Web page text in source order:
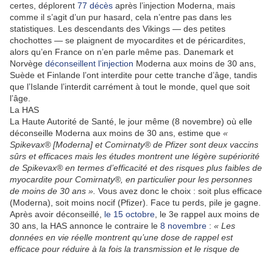
certes, déplorent 77 décès après l’injection Moderna, mais
comme il s’agit d’un pur hasard, cela n’entre pas dans les
statistiques. Les descendants des Vikings — des petites
chochottes — se plaignent de myocardites et de péricardites,
alors qu’en France on n’en parle même pas. Danemark et
Norvège déconseillent l’injection Moderna aux moins de 30 ans,
Suède et Finlande l’ont interdite pour cette tranche d’âge, tandis
que l’Islande l’interdit carrément à tout le monde, quel que soit
l’âge.
La HAS
La Haute Autorité de Santé , le jour même (8 novembre) où elle
déconseille Moderna aux moins de 30 ans, estime que «
Spikevax® [Moderna] et Comirnaty® de Pfizer sont deux vaccins
sûrs et efficaces mais les études montrent une légère supériorité
de Spikevax® en termes d’efficacité et des risques plus faibles de
myocardite pour Comirnaty®, en particulier pour les personnes
de moins de 30 ans ». Vous avez donc le choix : soit plus efficace
(Moderna), soit moins nocif (Pfizer). Face tu perds, pile je gagne.
Après avoir déconseillé, le 15 octobre , le 3e rappel aux moins de
30 ans, la HAS annonce le contraire le 8 novembre : « Les
données en vie réelle montrent qu’une dose de rappel est
efficace pour réduire à la fois la transmission et le risque de